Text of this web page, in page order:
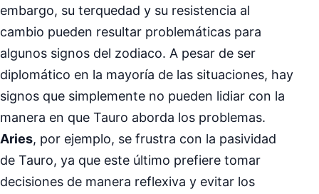
embargo, su terquedad y su resistencia al
cambio pueden resultar problemáticas para
algunos signos del zodiaco. A pesar de ser
diplomático en la mayoría de las situaciones, hay
signos que simplemente no pueden lidiar con la
manera en que Tauro aborda los problemas.
Aries, por ejemplo, se frustra con la pasividad
de Tauro, ya que este último prefiere tomar
decisiones de manera reflexiva y evitar los